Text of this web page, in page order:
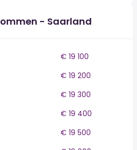
- Saarland
€ 19 100
€ 19 200
€ 19 300
€ 19 400
€ 19 500